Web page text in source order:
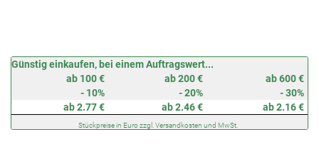
Günstig einkaufen, bei einem Auftragswert...
ab 100 €
ab 200 €
ab 600 €
- 10%
- 20%
- 30%
ab 2.77 €
ab 2.46 € ab 2.16 €
Stückpreise in Euro zzgl. Versandkosten und MwSt.
Zum
Anfang
springen